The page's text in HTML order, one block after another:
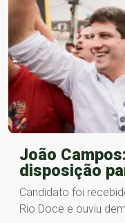
João
disposição
Candidato foi
Rio Doce e ouviu